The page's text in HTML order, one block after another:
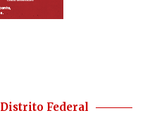
Distrito Federal